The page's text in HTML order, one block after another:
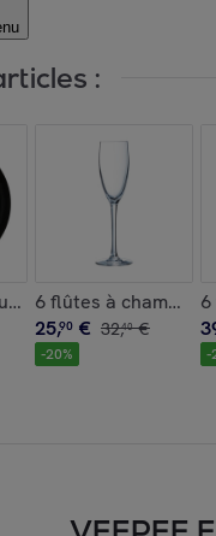
:
à Mezzé 29cm
6 flûtes à
25,90 € 32,40 €
-20% -